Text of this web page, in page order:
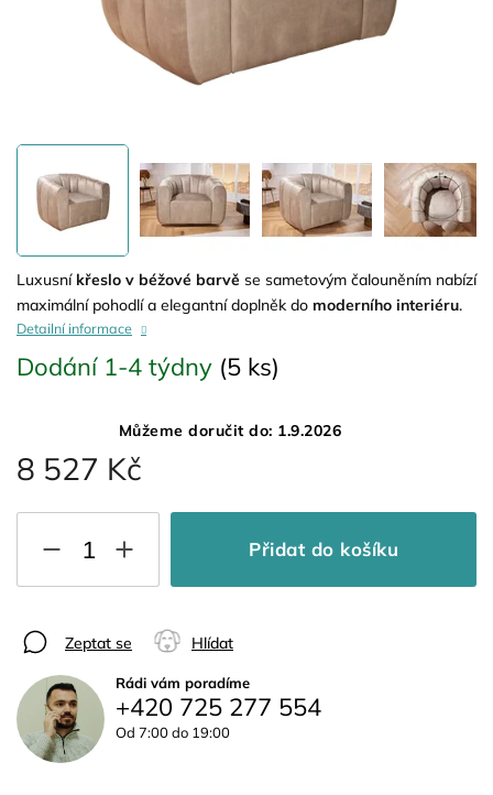
8 527 Kč
Dodání 1-4 týdny (5 ks)
Můžeme doručit do: 1.9.2026
Přidat do košíku
Luxusní křeslo v béžové barvě se sametovým čalouněním nabízí
maximální pohodlí a elegantní doplněk do moderního interiéru.
Detailní informace
Zeptat se Hlídat
Rádi vám poradíme
+420 725 277 554
Od 7:00 do 19:00